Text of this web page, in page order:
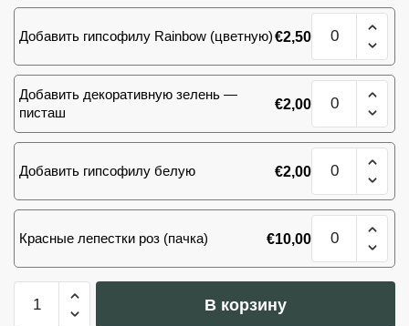
101
желтая
роза
Добавить гипсофилу Rainbow (цветную)€2,50
Количество
товара
Букет
101
желтая
роза
Добавить декоративную зелень —
писташ
€2,00
Количество
товара
Букет
101
желтая
роза
Добавить гипсофилу белую €2,00
Количество
товара
Букет
101
желтая
роза
Красные лепестки роз (пачка) €10,00
Количество
товара
Букет
101
Количество
товара
В корзину